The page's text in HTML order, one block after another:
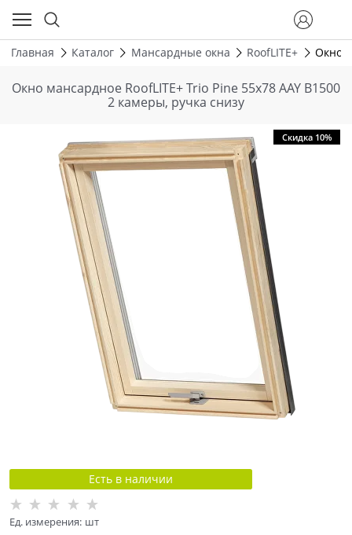
Главная Каталог Мансардные окна RoofLITE+ Окно
Окно мансардное RoofLITE+ Trio Pine 55х78 AAY B1500
2 камеры, ручка снизу
Скидка 10%
Есть в наличии
Ед. измерения: шт